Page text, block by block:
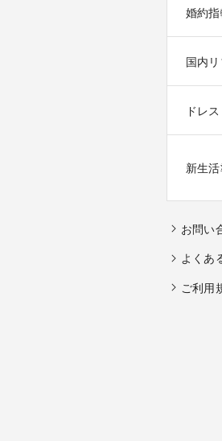
婚約
国内リ
ドレス
新生
お問い
よくあ
ご利用